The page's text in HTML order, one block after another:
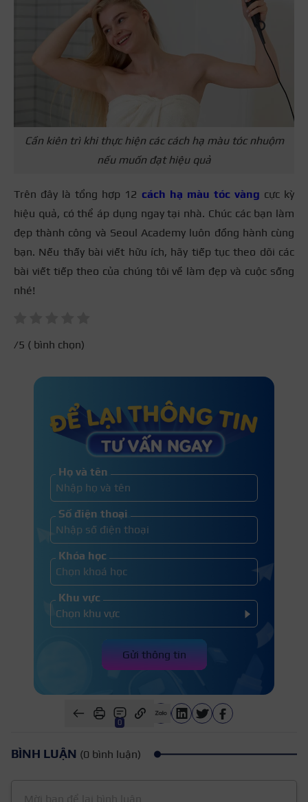
Cần kiên trì khi thực hiện các cách hạ màu tóc nhuộm
nếu muốn đạt hiệu quả
Trên đây là tổng hợp 12 cách hạ màu tóc vàng cực kỳ
hiệu quả, có thể áp dụng ngay tại nhà. Chúc các bạn làm
đẹp thành công và Seoul Academy luôn đồng hành cùng
bạn. Nếu thấy bài viết hữu ích, hãy tiếp tục theo dõi các
bài viết tiếp theo của chúng tôi về làm đẹp và cuộc sống
nhé!
/5 ( bình chọn)
Họ và tên
Số điện thoại
Khóa học
Khu vực
Gửi thông tin
0
BÌNH LUẬN (0 bình luận)